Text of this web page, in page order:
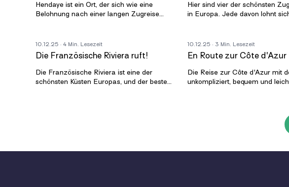
Hendaye ist ein Ort, der sich wie eine
Belohnung nach einer langen Zugreise
Hier sind vier der schönsten
in Europa. Jede davon lohnt
10.12.25 · 4 Min. Lesezeit
Die Französische Riviera ruft!
Die Französische Riviera ist eine der
schönsten Küsten Europas, und der beste
10.12.25 · 3 Min. Lesezeit
En Route zur Côte d'Azur
Die Reise zur Côte d'Azur mit
unkompliziert, bequem und